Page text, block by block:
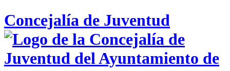
Concejalía de Juventud